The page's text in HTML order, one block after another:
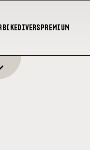
DIVERS PREMIUM